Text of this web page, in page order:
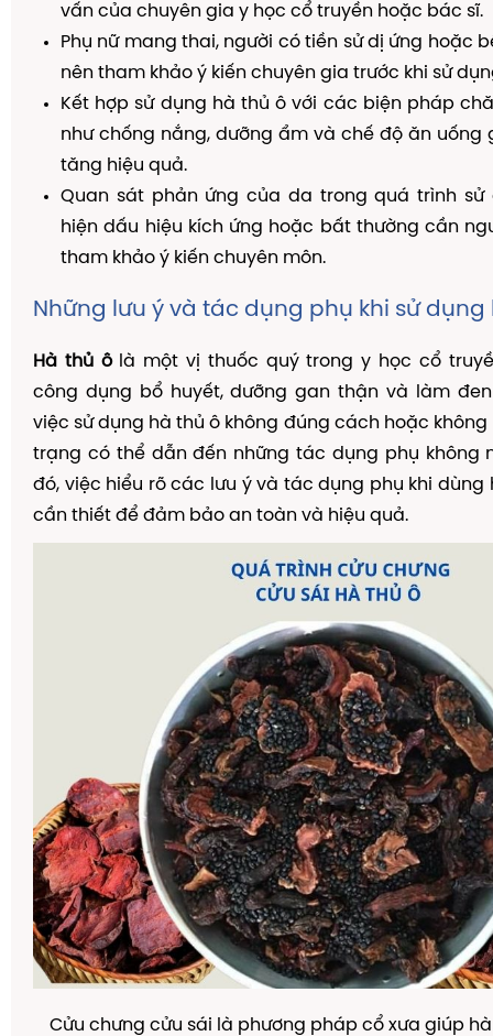
vấn của chuyên gia y học cổ truyền hoặc bác sĩ.
Phụ nữ mang thai, người có tiền sử dị ứng hoặc
nên tham khảo ý kiến chuyên gia trước khi sử
Kết hợp sử dụng hà thủ ô với các biện pháp
như chống nắng, dưỡng ẩm và chế độ ăn uống
tăng hiệu quả.
Quan sát phản ứng của da trong quá trình sử
hiện dấu hiệu kích ứng hoặc bất thường cần
tham khảo ý kiến chuyên môn.
Những lưu ý và tác dụng phụ khi sử dụng
Hà thủ ôlà một vị thuốc quý trong y học cổ
công dụng bổ huyết, dưỡng gan thận và làm đen
việc sử dụng hà thủ ô không đúng cách hoặc không
trạng có thể dẫn đến những tác dụng phụ không
đó, việc hiểu rõ các lưu ý và tác dụng phụ khi dùng
cần thiết để đảm bảo an toàn và hiệu quả.
Cửu chưng cửu sái là phương pháp cổ xưa giúp